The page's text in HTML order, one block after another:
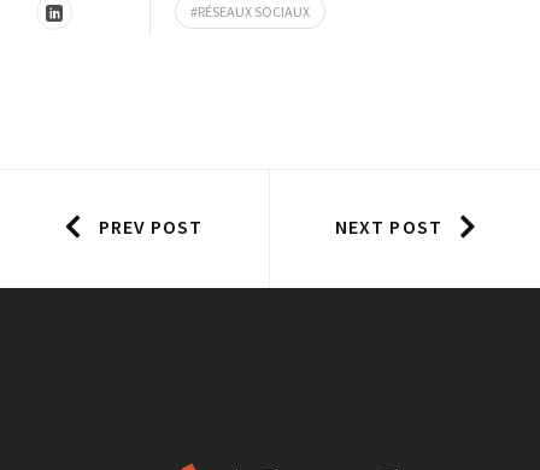
RÉSEAUX SOCIAUX
PREV POST NEXT POST